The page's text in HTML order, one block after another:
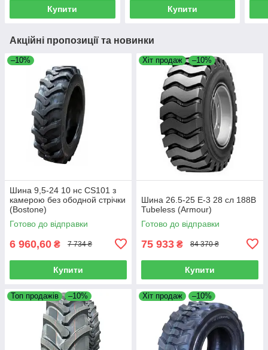
Купити Купити
Акційні пропозиції та новинки
–10%
Шина 9,5-24 10 нс CS101 з
камерою без ободной стрічки
(Bostone)
Готово до відправки
6 960,60 ₴ 7 734 ₴
Купити
Хіт продаж –10%
Шина 26.5-25 E-3 28 сл 188B
Tubeless (Armour)
Готово до відправки
75 933 ₴ 84 370 ₴
Купити
Топ продажів –10% Хіт продаж –10%